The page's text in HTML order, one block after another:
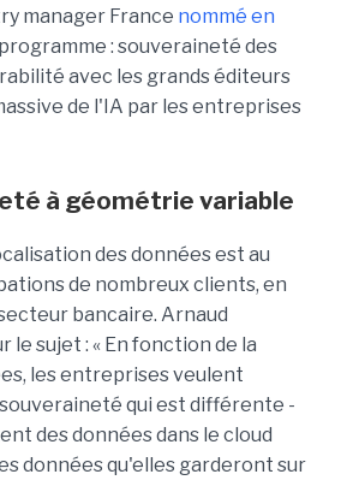
manager France nommé en
: souveraineté des
avec les grands éditeurs
de l'IA par les entreprises
à géométrie variable
des données est au
de nombreux clients, en
bancaire. Arnaud
le sujet : « En fonction de la
les entreprises veulent
qui est différente -
des données dans le cloud
données qu'elles garderont sur